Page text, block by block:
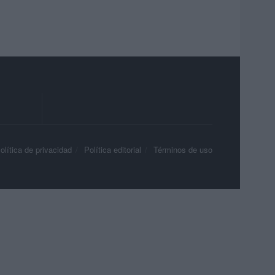
de privacidad Política editorial Términos de uso